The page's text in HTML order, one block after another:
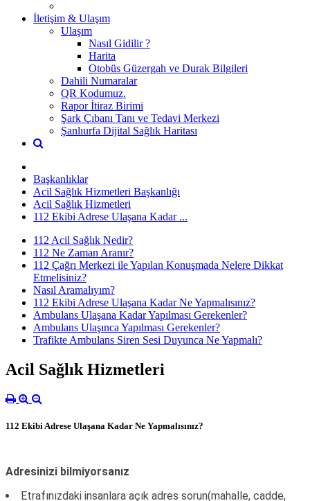
İletişim & Ulaşım
Ulaşım
Nasıl Gidilir ?
Harita
Otobüs Güzergah ve Durak Bilgileri
Dahili Numaralar
QR Kodumuz.
Rapor İtiraz Birimi
Şark Çıbanı Tanı ve Tedavi Merkezi
Şanlıurfa Dijital Sağlık Haritası
Başkanlıklar
Acil Sağlık Hizmetleri Başkanlığı
Acil Sağlık Hizmetleri
112 Ekibi Adrese Ulaşana Kadar ...
112 Acil Sağlık Nedir?
112 Ne Zaman Aranır?
112 Çağrı Merkezi ile Yapılan Konuşmada Nelere Dikkat
Etmelisiniz?
Nasıl Aramalıyım?
112 Ekibi Adrese Ulaşana Kadar Ne Yapmalısınız?
Ambulans Ulaşana Kadar Yapılması Gerekenler?
Ambulans Ulaşınca Yapılması Gerekenler?
Trafikte Ambulans Siren Sesi Duyunca Ne Yapmalı?
Acil Sağlık Hizmetleri
112 Ekibi Adrese Ulaşana Kadar Ne Yapmalısınız?
Adresinizi bilmiyorsanız
Etrafınızdaki insanlara açık adres sorun(mahalle, cadde,